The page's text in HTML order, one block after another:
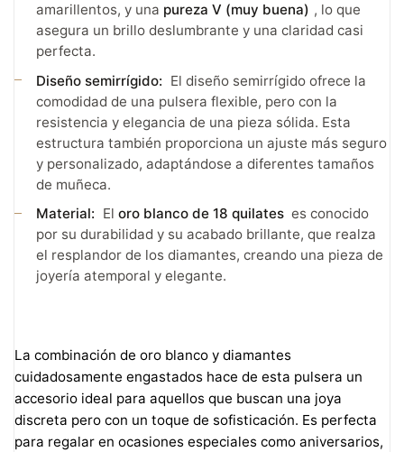
amarillentos, y una pureza V (muy buena) , lo que
asegura un brillo deslumbrante y una claridad casi
perfecta.
Diseño semirrígido: El diseño semirrígido ofrece la
comodidad de una pulsera flexible, pero con la
resistencia y elegancia de una pieza sólida. Esta
estructura también proporciona un ajuste más seguro
y personalizado, adaptándose a diferentes tamaños
de muñeca.
Material: El oro blanco de 18 quilates es conocido
por su durabilidad y su acabado brillante, que realza
el resplandor de los diamantes, creando una pieza de
joyería atemporal y elegante.
La combinación de oro blanco y diamantes
cuidadosamente engastados hace de esta pulsera un
accesorio ideal para aquellos que buscan una joya
discreta pero con un toque de sofisticación. Es perfecta
para regalar en ocasiones especiales como aniversarios,